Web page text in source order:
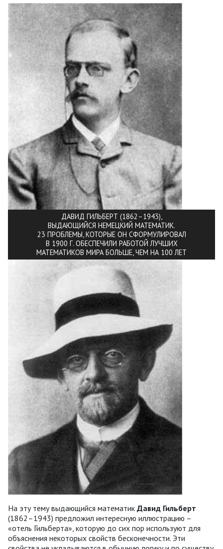
ДАВИД ГИЛЬБЕРТ (1862–1943),
ВЫДАЮЩИЙСЯ НЕМЕЦКИЙ МАТЕМАТИК.
23 ПРОБЛЕМЫ, КОТОРЫЕ ОН СФОРМУЛИРОВАЛ
В 1900 Г. ОБЕСПЕЧИЛИ РАБОТОЙ ЛУЧШИХ
МАТЕМАТИКОВ МИРА БОЛЬШЕ, ЧЕМ НА 100 ЛЕТ
На эту тему выдающийся математик Давид Гильберт
(1862–1943) предложил интересную иллюстрацию –
«отель Гильберта», которую до сих пор используют для
объяснения некоторых свойств бесконечности. Эти